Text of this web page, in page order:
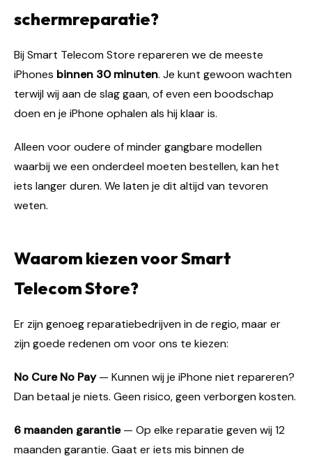
schermreparatie?
Bij Smart Telecom Store repareren we de meeste
iPhones binnen 30 minuten. Je kunt gewoon wachten
terwijl wij aan de slag gaan, of even een boodschap
doen en je iPhone ophalen als hij klaar is.
Alleen voor oudere of minder gangbare modellen
waarbij we een onderdeel moeten bestellen, kan het
iets langer duren. We laten je dit altijd van tevoren
weten.
Waarom kiezen voor Smart
Telecom Store?
Er zijn genoeg reparatiebedrijven in de regio, maar er
zijn goede redenen om voor ons te kiezen:
No Cure No Pay— Kunnen wij je iPhone niet repareren?
Dan betaal je niets. Geen risico, geen verborgen kosten.
6 maanden garantie— Op elke reparatie geven wij 12
maanden garantie. Gaat er iets mis binnen de